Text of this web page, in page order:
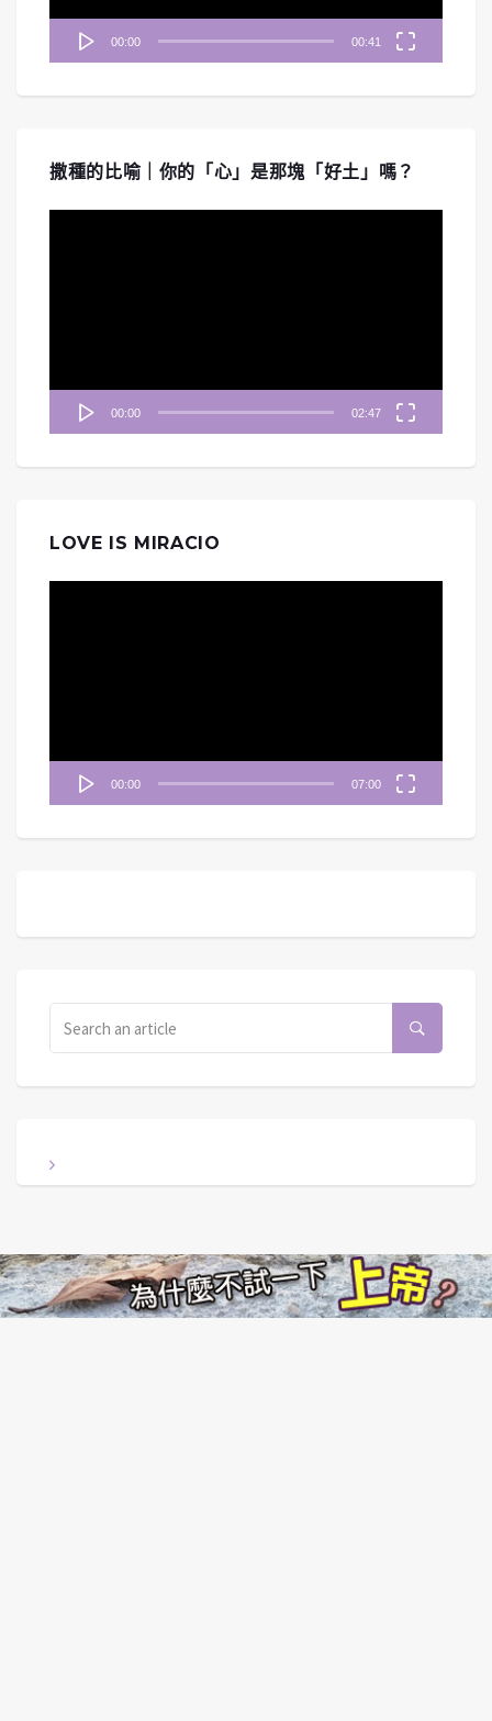
00:00 00:41
撒種的比喻｜你的「心」是那塊「好土」嗎？
00:00 02:47
LOVE IS MIRACIO
00:00 07:00